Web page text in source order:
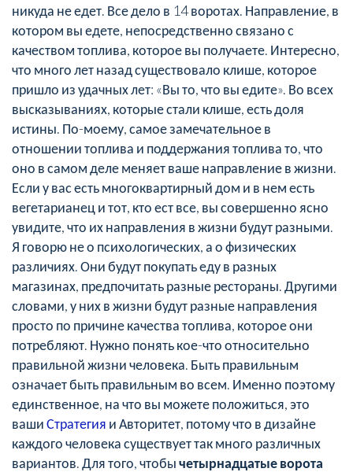
никуда не едет. Все дело в 14 воротах. Направление, в
котором вы едете, непосредственно связано с
качеством топлива, которое вы получаете. Интересно,
что много лет назад существовало клише, которое
пришло из удачных лет: «Вы то, что вы едите». Во всех
высказываниях, которые стали клише, есть доля
истины. По-моему, самое замечательное в
отношении топлива и поддержания топлива то, что
оно в самом деле меняет ваше направление в жизни.
Если у вас есть многоквартирный дом и в нем есть
вегетарианец и тот, кто ест все, вы совершенно ясно
увидите, что их направления в жизни будут разными.
Я говорю не о психологических, а о физических
различиях. Они будут покупать еду в разных
магазинах, предпочитать разные рестораны. Другими
словами, у них в жизни будут разные направления
просто по причине качества топлива, которое они
потребляют. Нужно понять кое-что относительно
правильной жизни человека. Быть правильным
означает быть правильным во всем. Именно поэтому
единственное, на что вы можете положиться, это
вашиСтратегия и Авторитет, потому что в дизайне
каждого человека существует так много различных
вариантов. Для того, чтобычетырнадцатые ворота